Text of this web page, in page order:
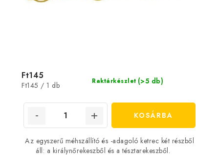
Raktárkészlet (>5 db)
Ft145
Egységár:
Ft145 / 1 db
KOSÁRBA
Az egyszerű méhszállító és -adagoló ketrec két részből
áll: a királynőrekeszből és a tésztarekeszből.